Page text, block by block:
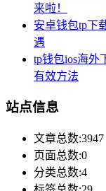
来啦！
安卓钱包tp下
遇
tp钱包ios海外
有效方法
站点信息
文章总数:3947
页面总数:0
分类总数:4